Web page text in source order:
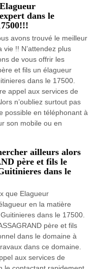
dans le
avons trouvé le meilleur
!! N’attendez plus
de vous offrir les
et fils un élagueur
dans le 17500.
appel aux services de
n’oubliez surtout pas
possible en téléphonant à
son mobile ou en
ailleurs alors
père et fils le
dans le
que Elagueur
en la matière
dans le 17500.
père et fils
dans le domaine à
dans ce domaine.
aux services de